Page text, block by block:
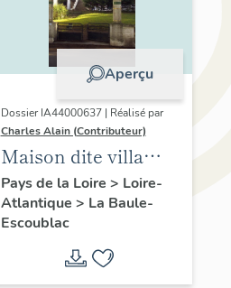
Aperçu
Dossier IA44000637 | Réalisé par
Charles Alain (Contributeur)
Maison dite villa
balnéaire Les
Peupliers, 23 avenue
des Améthystes
Pays de la Loire > Loire-
Atlantique > La Baule-
Escoublac